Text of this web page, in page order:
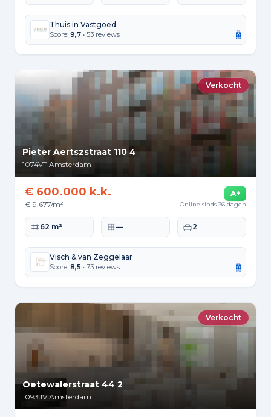
Thuis in Vastgoed
Score: 9,7 • 53 reviews
Verkocht
Pieter Aertszstraat 110 4
1074VT Amsterdam
€ 600.000 k.k.
€ 9.677/m²
A+
Online sinds 36 dagen
Woonoppervlakte
62 m² Perceeloppervlakte
— Slaapkamers
2
Visch & van Zeggelaar
Score: 8,5 • 73 reviews
Verkocht
Oetewalerstraat 44 2
1093JV Amsterdam